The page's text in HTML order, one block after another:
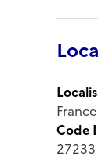
Code
27233